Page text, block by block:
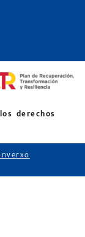
derechos